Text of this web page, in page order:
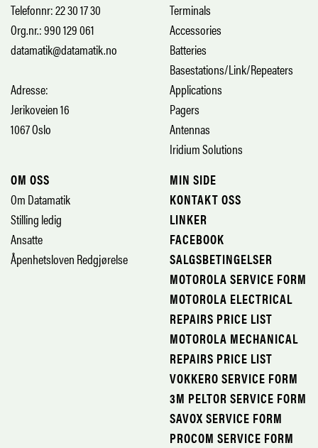
Telefonnr: 22 30 17 30
Org.nr.: 990 129 061
datamatik@datamatik.no
Adresse:
Jerikoveien 16
1067 Oslo
Terminals
Accessories
Batteries
Basestations/Link/Repeaters
Applications
Pagers
Antennas
Iridium Solutions
OM OSS
Om Datamatik
Stilling ledig
Ansatte
Åpenhetsloven Redgjørelse
MIN SIDE
KONTAKT OSS
LINKER
FACEBOOK
SALGSBETINGELSER
MOTOROLA SERVICE FORM
MOTOROLA ELECTRICAL
REPAIRS PRICE LIST
MOTOROLA MECHANICAL
REPAIRS PRICE LIST
VOKKERO SERVICE FORM
3M PELTOR SERVICE FORM
SAVOX SERVICE FORM
PROCOM SERVICE FORM